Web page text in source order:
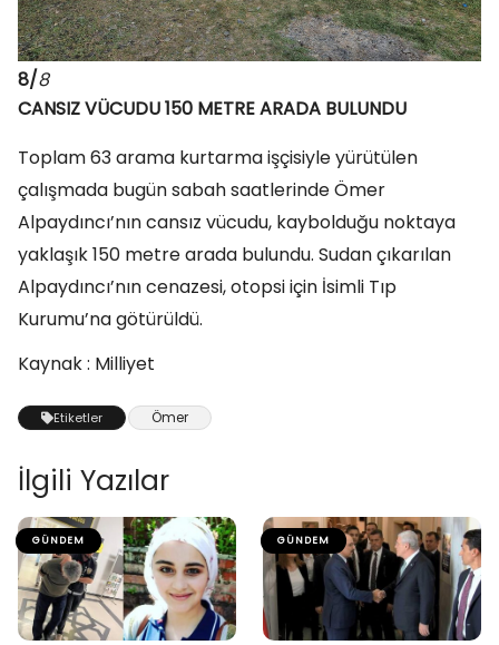
8/8
CANSIZ VÜCUDU 150 METRE ARADA BULUNDU
Toplam 63 arama kurtarma işçisiyle yürütülen
çalışmada bugün sabah saatlerinde Ömer
Alpaydıncı’nın cansız vücudu, kaybolduğu noktaya
yaklaşık 150 metre arada bulundu. Sudan çıkarılan
Alpaydıncı’nın cenazesi, otopsi için İsimli Tıp
Kurumu’na götürüldü.
Kaynak : Milliyet
Etiketler Ömer
İlgili Yazılar
GÜNDEM GÜNDEM